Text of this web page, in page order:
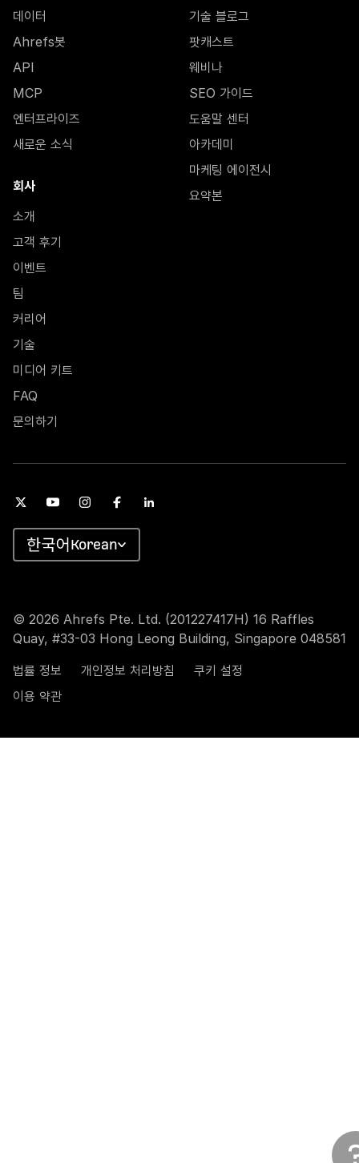
데이터
Ahrefs봇
API
MCP
엔터프라이즈
새로운 소식
회사
소개
고객 후기
이벤트
팀
커리어
기술
미디어 키트
FAQ
문의하기
기술 블로그
팟캐스트
웨비나
SEO 가이드
도움말 센터
아카데미
마케팅 에이전시
요약본
© 2026 Ahrefs Pte. Ltd. (201227417H) 16 Raffles
Quay, #33-03 Hong Leong Building, Singapore 048581
법률 정보
개인정보 처리방침
쿠키 설정
이용 약관
Korean